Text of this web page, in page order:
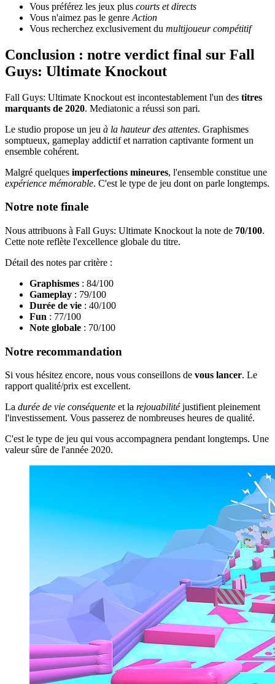
Vous préférez les jeux plus courts et directs
Vous n'aimez pas le genre Action
Vous recherchez exclusivement du multijoueur compétitif
Conclusion : notre verdict final sur Fall
Guys: Ultimate Knockout
Fall Guys: Ultimate Knockout est incontestablement l'un des titres
marquants de 2020. Mediatonic a réussi son pari.
Le studio propose un jeu à la hauteur des attentes. Graphismes
somptueux, gameplay addictif et narration captivante forment un
ensemble cohérent.
Malgré quelques imperfections mineures, l'ensemble constitue une
expérience mémorable. C'est le type de jeu dont on parle longtemps.
Notre note finale
Nous attribuons à Fall Guys: Ultimate Knockout la note de 70/100.
Cette note reflète l'excellence globale du titre.
Détail des notes par critère :
Graphismes : 84/100
Gameplay : 79/100
Durée de vie : 40/100
Fun : 77/100
Note globale : 70/100
Notre recommandation
Si vous hésitez encore, nous vous conseillons de vous lancer. Le
rapport qualité/prix est excellent.
La durée de vie conséquente et la rejouabilitéjustifient pleinement
l'investissement. Vous passerez de nombreuses heures de qualité.
C'est le type de jeu qui vous accompagnera pendant longtemps. Une
valeur sûre de l'année 2020.